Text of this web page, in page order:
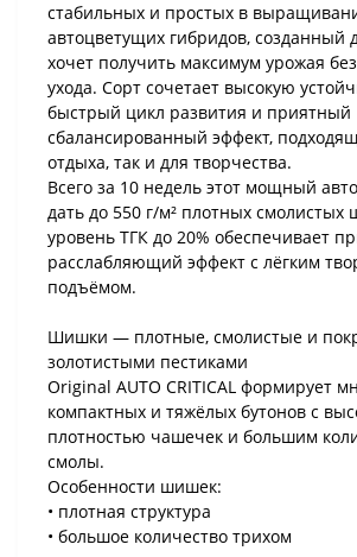
стабильных и простых в
автоцветущих гибридов, созданный
хочет получить максимум урожая
ухода. Сорт сочетает высокую
быстрый цикл развития и приятный
сбалансированный эффект,
отдыха, так и для творчества.
Всего за 10 недель этот мощный
дать до 550 г/м² плотных смолистых
уровень ТГК до 20% обеспечивает
расслабляющий эффект с лёгким
подъёмом.
Шишки — плотные, смолистые и
золотистыми пестиками
Original AUTO CRITICAL формирует
компактных и тяжёлых бутонов с
плотностью чашечек и большим
смолы.
Особенности шишек:
• плотная структура
• большое количество трихом